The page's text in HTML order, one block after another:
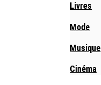
Livres
Mode
Musique
Cinéma